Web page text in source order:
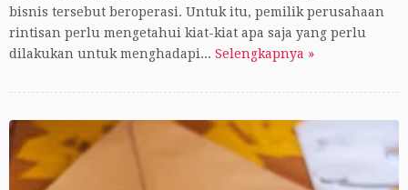
bisnis tersebut beroperasi. Untuk itu, pemilik perusahaan
rintisan perlu mengetahui kiat-kiat apa saja yang perlu
dilakukan untuk menghadapi... Selengkapnya »